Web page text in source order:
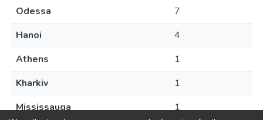
Odessa
7
Hanoi
4
Athens
1
Kharkiv
1
Mississauga
1